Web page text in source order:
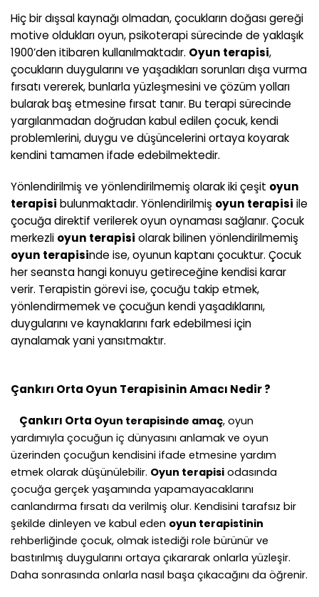
Hiç bir dışsal kaynağı olmadan, çocukların doğası gereği
motive oldukları oyun, psikoterapi sürecinde de yaklaşık
1900’den itibaren kullanılmaktadır. Oyun terapisi,
çocukların duygularını ve yaşadıkları sorunları dışa vurma
fırsatı vererek, bunlarla yüzleşmesini ve çözüm yolları
bularak baş etmesine fırsat tanır. Bu terapi sürecinde
yargılanmadan doğrudan kabul edilen çocuk, kendi
problemlerini, duygu ve düşüncelerini ortaya koyarak
kendini tamamen ifade edebilmektedir.
Yönlendirilmiş ve yönlendirilmemiş olarak iki çeşit oyun
terapisi bulunmaktadır. Yönlendirilmiş oyun terapisi ile
çocuğa direktif verilerek oyun oynaması sağlanır. Çocuk
merkezli oyun terapisi olarak bilinen yönlendirilmemiş
oyun terapisinde ise, oyunun kaptanı çocuktur. Çocuk
her seansta hangi konuyu getireceğine kendisi karar
verir. Terapistin görevi ise, çocuğu takip etmek,
yönlendirmemek ve çocuğun kendi yaşadıklarını,
duygularını ve kaynaklarını fark edebilmesi için
aynalamak yani yansıtmaktır.
Çankırı Orta Oyun Terapisinin Amacı Nedir ?
Çankırı Orta Oyun terapisinde amaç, oyun
yardımıyla çocuğun iç dünyasını anlamak ve oyun
üzerinden çocuğun kendisini ifade etmesine yardım
etmek olarak düşünülebilir. Oyun terapisi odasında
çocuğa gerçek yaşamında yapamayacaklarını
canlandırma fırsatı da verilmiş olur. Kendisini tarafsız bir
şekilde dinleyen ve kabul eden oyun terapistinin
rehberliğinde çocuk, olmak istediği role bürünür ve
bastırılmış duygularını ortaya çıkararak onlarla yüzleşir.
Daha sonrasında onlarla nasıl başa çıkacağını da öğrenir.